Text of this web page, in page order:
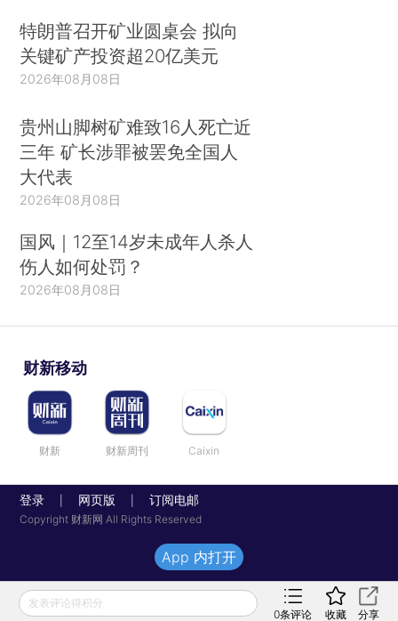
特朗普召开矿业圆桌会 拟向
关键矿产投资超20亿美元
2026年08月08日
贵州山脚树矿难致16人死亡近
三年 矿长涉罪被罢免全国人
大代表
2026年08月08日
国风｜12至14岁未成年人杀人
伤人如何处罚？
2026年08月08日
财新移动
财新 财新周刊 Caixin
登录 网页版 订阅电邮
Copyright 财新网 All Rights Reserved
发表评论得积分
0条评论 收藏 分享
App 内打开